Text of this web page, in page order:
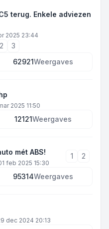
terug. Enkele adviezen
2025 23:44
2
3
62921Weergaves
2025 11:50
12121Weergaves
mét ABS!
feb 2025 15:30
1 2
95314Weergaves
dec 2024 20:13